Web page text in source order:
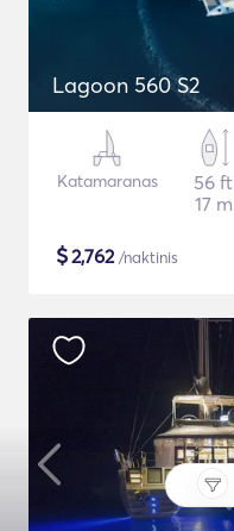
Lagoon 560 S2
Katamaranas
56 ft
17 m
$2,762/naktinis